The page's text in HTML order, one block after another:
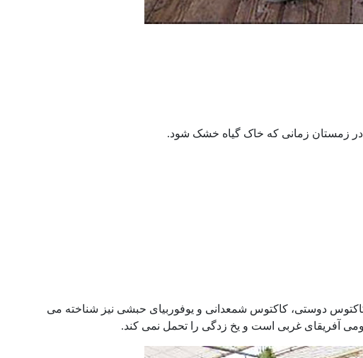
در زمستان زمانی که خاک گیاه خشک شود.
کاکتوس دوستی، کاکتوس شمعدانی و یوفوربیای حبشی نیز شناخته می
آفریقای غربی است و یخ زدگی را تحمل نمی کند.